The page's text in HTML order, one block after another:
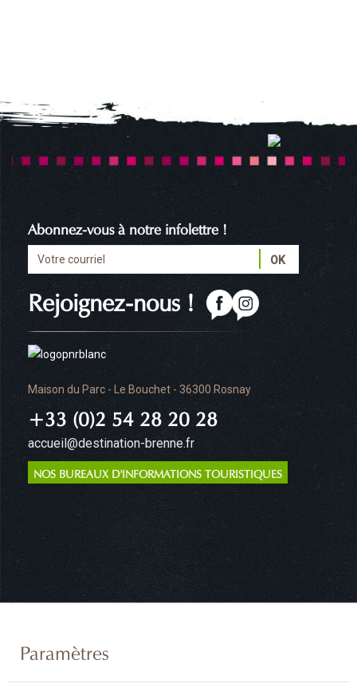
Maison du Parc - Le Bouchet - 36300 Rosnay
+33 (0)2 54 28 20 28
accueil@destination-brenne.fr
NOS BUREAUX D'INFORMATIONS TOURISTIQUES
Rejoignez-nous !
Abonnez-vous à notre infolettre !
Paramètres